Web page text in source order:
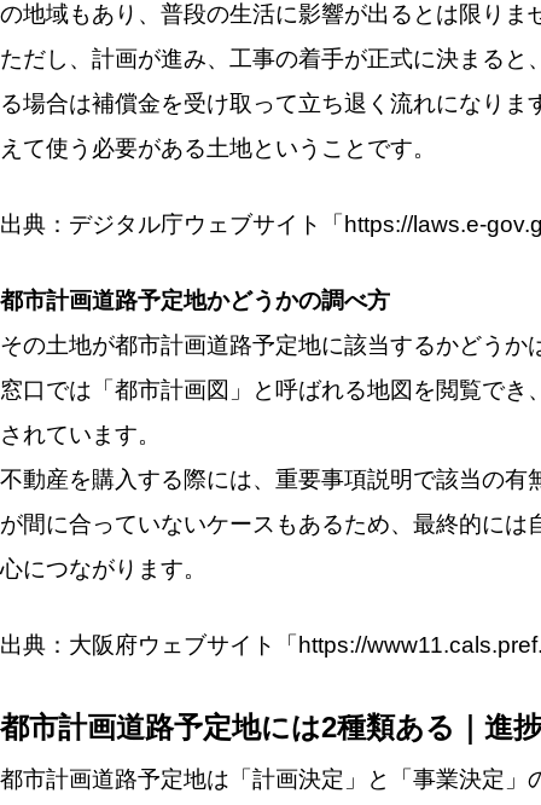
の地域もあり、普段の生活に影響が出るとは限りま
ただし、計画が進み、工事の着手が正式に決まる
る場合は補償金を受け取って立ち退く流れになり
えて使う必要がある土地ということです。
出典：デジタル庁ウェブサイト「https://laws.e-
都市計画道路予定地かどうかの調べ方
その土地が都市計画道路予定地に該当するかどう
窓口では「都市計画図」と呼ばれる地図を閲覧で
されています。
不動産を購入する際には、重要事項説明で該当の
が間に合っていないケースもあるため、最終的に
心につながります。
出典：大阪府ウェブサイト「https://
都市計画道路予定地には2種類ある｜進
都市計画道路予定地は「計画決定」と「事業決定